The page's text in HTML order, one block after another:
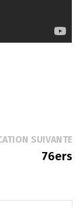
SUIVANTE
76ers